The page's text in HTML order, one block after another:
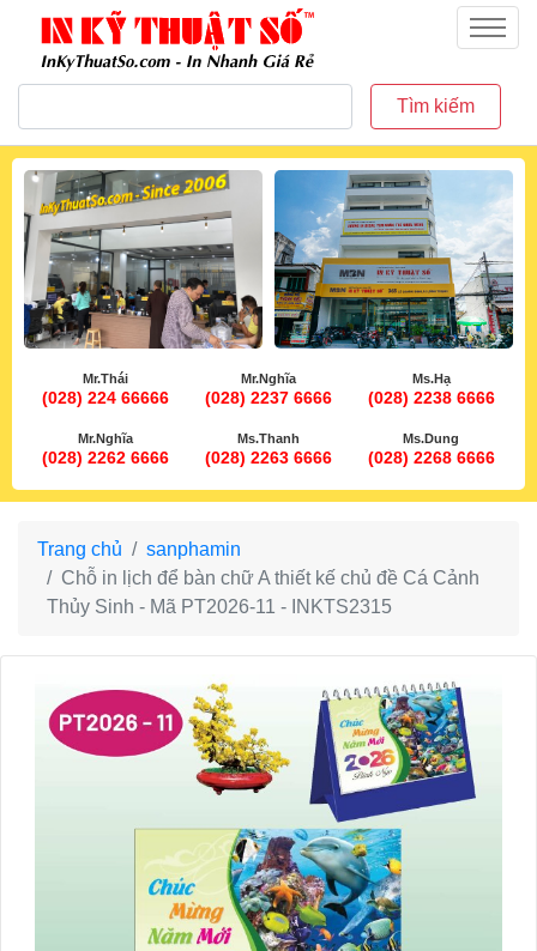
inkythuatso.com
Menu
Tìm kiếm
Mr.Thái
(028) 224 66666
Mr.Nghĩa
(028) 2237 6666
Ms.Hạ
(028) 2238 6666
Mr.Nghĩa
(028) 2262 6666
Ms.Thanh
(028) 2263 6666
Ms.Dung
(028) 2268 6666
Trang chủ
sanphamin
Chỗ in lịch để bàn chữ A thiết kế chủ đề Cá Cảnh
Thủy Sinh - Mã PT2026-11 - INKTS2315